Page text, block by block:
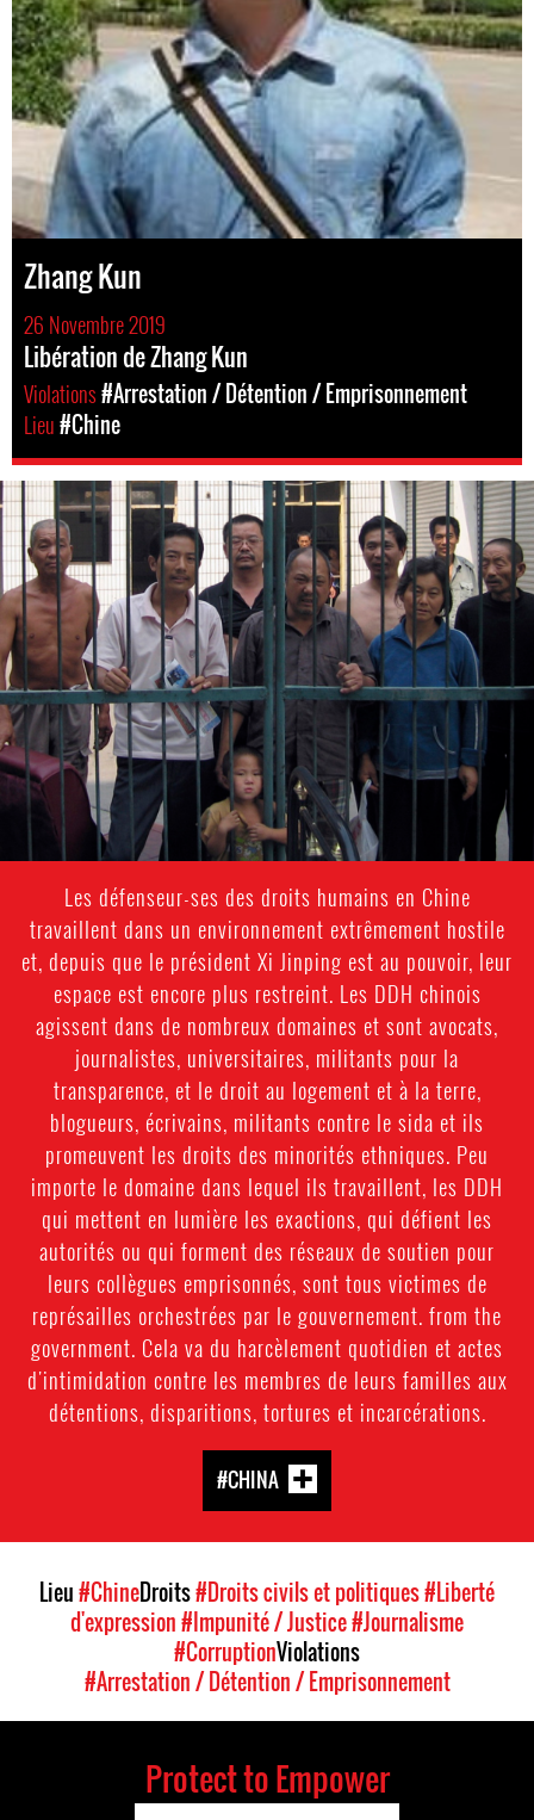
Zhang Kun
26 Novembre 2019
Libération de Zhang Kun
Violations#Arrestation / Détention / Emprisonnement
Lieu#Chine
china-
general-
context.jpg
Les défenseur-ses des droits humains en Chine
travaillent dans un environnement extrêmement hostile
et, depuis que le président Xi Jinping est au pouvoir, leur
espace est encore plus restreint. Les DDH chinois
agissent dans de nombreux domaines et sont avocats,
journalistes, universitaires, militants pour la
transparence, et le droit au logement et à la terre,
blogueurs, écrivains, militants contre le sida et ils
promeuvent les droits des minorités ethniques. Peu
importe le domaine dans lequel ils travaillent, les DDH
qui mettent en lumière les exactions, qui défient les
autorités ou qui forment des réseaux de soutien pour
leurs collègues emprisonnés, sont tous victimes de
représailles orchestrées par le gouvernement. from the
government. Cela va du harcèlement quotidien et actes
d'intimidation contre les membres de leurs familles aux
détentions, disparitions, tortures et incarcérations.
#CHINA
Lieu#ChineDroits#Droits civils et politiques#Liberté
d'expression#Impunité / Justice#Journalisme
#CorruptionViolations
#Arrestation / Détention / Emprisonnement
Protect to Empower